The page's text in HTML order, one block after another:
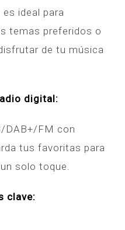
ideal para
temas preferidos o
de tu música
digital:
DAB+/FM con
tus favoritas para
solo toque.
clave: